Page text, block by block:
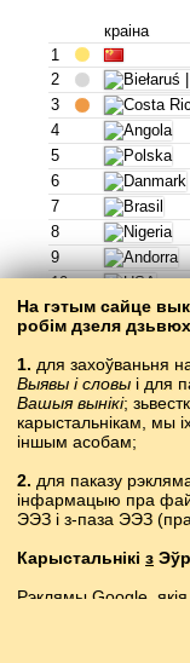
краіна
1
2
3
4
5
6
7
8
9
10
Гуляць »
карачаева-
къарачай-
краіна
2
На гэтым сайце
робім дзеля
1. для захоўваньня
Выявы і словыі для
Вашыя вынікі;
карысталь­нікам, мы
іншым асобам;
2. для паказу
інфармацыю пра
ЭЭЗ і з-паза ЭЭЗ
Карыстальнікі з
Рэклямы Google,
файлы cookie не
але служаць для